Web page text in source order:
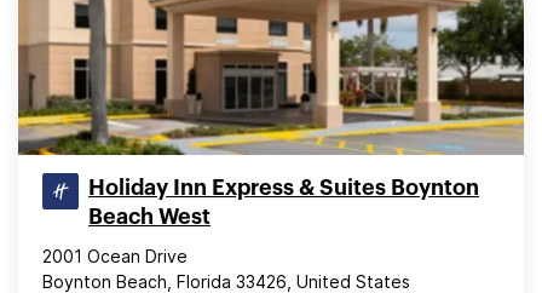
Holiday Inn Express & Suites Boynton
Beach West
2001 Ocean Drive
Boynton Beach, Florida 33426, United States